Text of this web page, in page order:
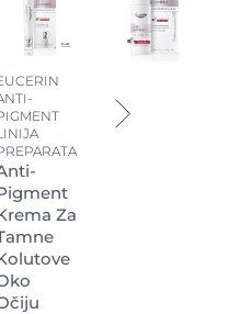
Za